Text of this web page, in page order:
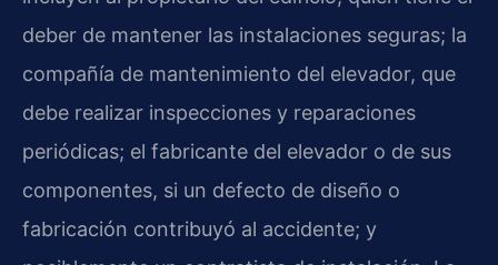
deber de mantener las instalaciones seguras; la
compañía de mantenimiento del elevador, que
debe realizar inspecciones y reparaciones
periódicas; el fabricante del elevador o de sus
componentes, si un defecto de diseño o
fabricación contribuyó al accidente; y